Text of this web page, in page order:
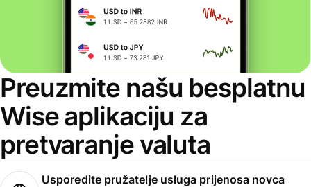
Preuzmite našu besplatnu
Wise aplikaciju za
pretvaranje valuta
Usporedite pružatelje usluga prijenosa novca